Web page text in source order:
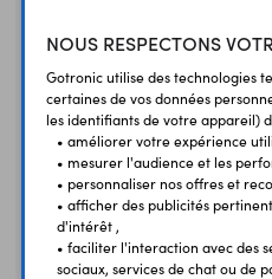
Cordon 75 cm RS617
USB A - micro-USB B
M/M
2,10 €
1,75 € Code : 48320
NOUS RESPECTONS
Gotronic utilise des technologies
certaines de vos données
les identifiants de votre appareil)
• améliorer votre expérience
• mesurer l'audience et les
• personnaliser nos offres et
• afficher des publicités
d'intérêt ,
• faciliter l'interaction avec des
sociaux, services de chat ou de